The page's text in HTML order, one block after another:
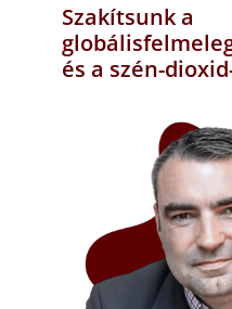
Szakítsunk a
és a szén-